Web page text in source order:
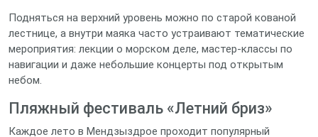
Подняться на верхний уровень можно по старой кованой
лестнице, а внутри маяка часто устраивают тематические
мероприятия: лекции о морском деле, мастер‑классы по
навигации и даже небольшие концерты под открытым
небом.
Пляжный фестиваль «Летний бриз»
Каждое лето в Мендзыздрое проходит популярный